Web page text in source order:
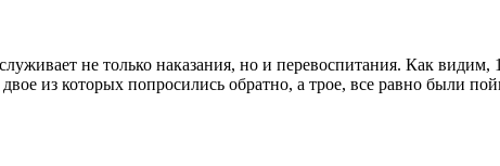
не только наказания, но и перевоспитания. Как
двое из которых попросились обратно, а трое, все равно были